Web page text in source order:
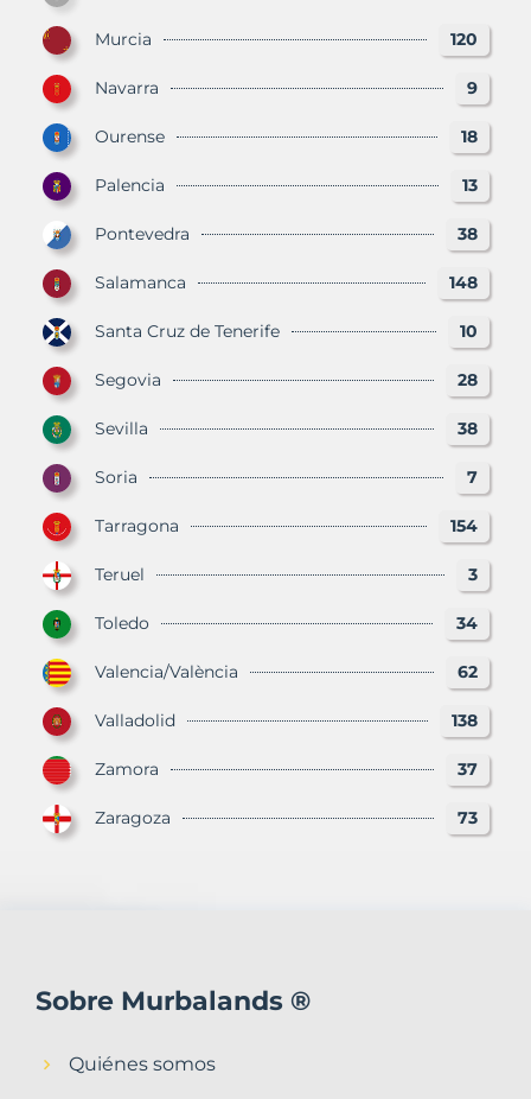
Murcia 120
Navarra 9
Ourense 18
Palencia 13
Pontevedra 38
Salamanca 148
Santa Cruz de Tenerife 10
Segovia 28
Sevilla 38
Soria 7
Tarragona 154
Teruel 3
Toledo 34
Valencia/València 62
Valladolid 138
Zamora 37
Zaragoza 73
Sobre Murbalands ®
Quiénes somos